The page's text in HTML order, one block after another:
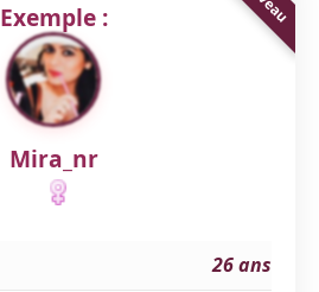
Exemple :
Mira_nr
26 ans